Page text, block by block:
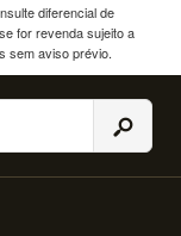
diferencial de
for revenda sujeito a
sem aviso prévio.